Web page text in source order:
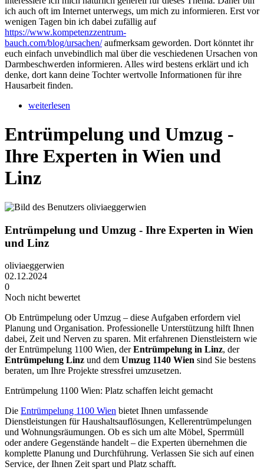
ich auch oft im Internet unterwegs, um mich zu informieren. Erst vor
wenigen Tagen bin ich dabei zufällig auf
https://www.kompetenzzentrum-
bauch.com/blog/ursachen/aufmerksam geworden. Dort könntet ihr
euch einfach unvebindlich mal über die veschiedenen Ursachen von
Darmbeschwerden informieren. Alles wird bestens erklärt und ich
denke, dort kann deine Tochter wertvolle Informationen für ihre
Hausarbeit finden.
weiterlesen
Entrümpelung und Umzug -
Ihre Experten in Wien und
Linz
Entrümpelung und Umzug - Ihre Experten in Wien
und Linz
oliviaeggerwien
02.12.2024
0
Noch nicht bewertet
Ob Entrümpelung oder Umzug – diese Aufgaben erfordern viel
Planung und Organisation. Professionelle Unterstützung hilft Ihnen
dabei, Zeit und Nerven zu sparen. Mit erfahrenen Dienstleistern wie
der Entrümpelung 1100 Wien, derEntrümpelung in Linz, der
Entrümpelung Linz und dem Umzug 1140 Wien sind Sie bestens
beraten, um Ihre Projekte stressfrei umzusetzen.
Entrümpelung 1100 Wien: Platz schaffen leicht gemacht
Die Entrümpelung 1100 Wien bietet Ihnen umfassende
Dienstleistungen für Haushaltsauflösungen, Kellerentrümpelungen
und Wohnungsräumungen. Ob es sich um alte Möbel, Sperrmüll
oder andere Gegenstände handelt – die Experten übernehmen die
komplette Planung und Durchführung. Verlassen Sie sich auf einen
Service, der Ihnen Zeit spart und Platz schafft.